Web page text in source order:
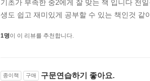
기초가 부족한 중2에게 잘 맞는 책 입니다 천
생도 쉽고 재미있게 공부할 수 있는 책인것
1명이 이 리뷰를 추천합니다.
종이책 구매 구문연습하기 좋아요.